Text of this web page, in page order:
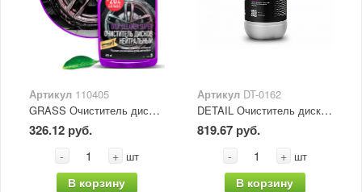
Артикул 110405
GRASS Очиститель дисков "Disk Cleaner Super" 600 мл
326.12 руб.
- + шт
В корзину
Артикул DT-0162
DETAIL Очиститель дисков IR "Iron" 1л
819.67 руб.
- + шт
В корзину